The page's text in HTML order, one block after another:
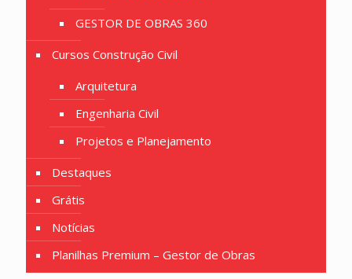
GESTOR DE OBRAS 360
Cursos Construção Civil
Arquitetura
Engenharia Civil
Projetos e Planejamento
Destaques
Grátis
Notícias
Planilhas Premium – Gestor de Obras